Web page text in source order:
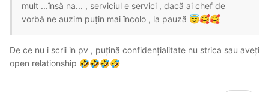
mult ...însă na... , serviciul e servici , dacă ai chef de
vorbă ne auzim puțin mai încolo , la pauză 😇🥰🥰
De ce nu i scrii in pv , puțină confidențialitate nu strica sau aveți
open relationship 🤣🤣🤣🤣